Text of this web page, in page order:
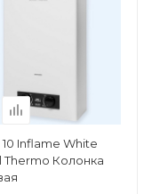
10 Inflame White
Thermo Колонка